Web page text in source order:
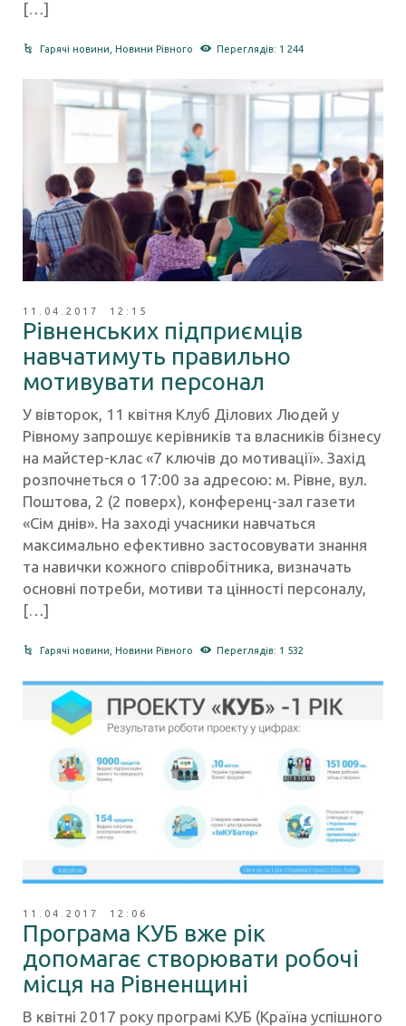
[…]
Гарячі новини ,Новини Рівного Переглядів: 1 244
11.04.2017 12:15
Рівненських підприємців
навчатимуть правильно
мотивувати персонал
У вівторок, 11 квітня Клуб Ділових Людей у
Рівному запрошує керівників та власників бізнесу
на майстер-клас «7 ключів до мотивації». Захід
розпочнеться о 17:00 за адресою: м. Рівне, вул.
Поштова, 2 (2 поверх), конференц-зал газети
«Сім днів». На заході учасники навчаться
максимально ефективно застосовувати знання
та навички кожного співробітника, визначать
основні потреби, мотиви та цінності персоналу,
[…]
Гарячі новини ,Новини Рівного Переглядів: 1 532
11.04.2017 12:06
Програма КУБ вже рік
допомагає створювати робочі
місця на Рівненщині
В квітні 2017 року програмі КУБ (Країна успішного